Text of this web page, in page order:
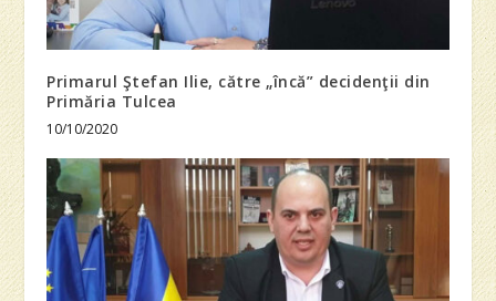
Primarul Ştefan Ilie, către „încă” decidenţii din
Primăria Tulcea
10/10/2020